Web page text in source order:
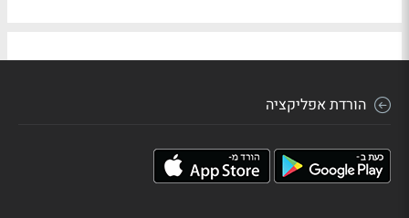
הורדת אפליקציה